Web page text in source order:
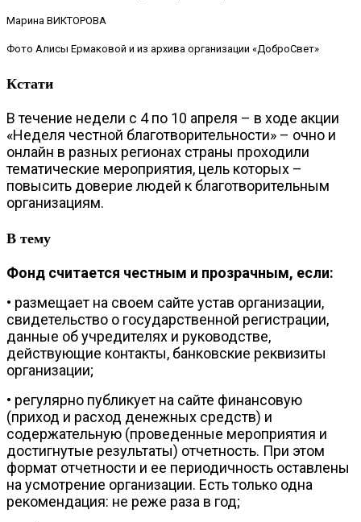
Марина ВИКТОРОВА
Фото Алисы Ермаковой и из архива организации «ДоброСвет»
Кстати
В течение недели с 4 по 10 апреля – в ходе акции
«Неделя честной благотворительности» – очно и
онлайн в разных регионах страны проходили
тематические мероприятия, цель которых –
повысить доверие людей к благотворительным
организациям.
В тему
Фонд считается честным и прозрачным, если:
• размещает на своем сайте устав организации,
свидетельство о государственной регистрации,
данные об учредителях и руководстве,
действующие контакты, банковские реквизиты
организации;
• регулярно публикует на сайте финансовую
(приход и расход денежных средств) и
содержательную (проведенные мероприятия и
достигнутые результаты) отчетность. При этом
формат отчетности и ее периодичность оставлены
на усмотрение организации. Есть только одна
рекомендация: не реже раза в год;